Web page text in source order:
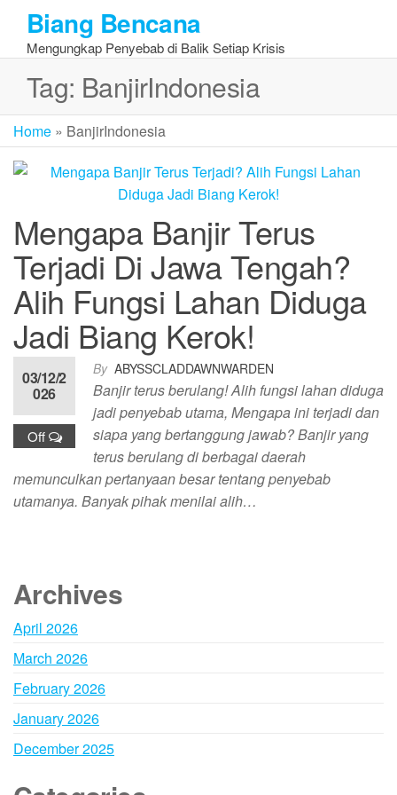
the
content
Biang Bencana
Mengungkap Penyebab di Balik Setiap Krisis
Tag: BanjirIndonesia
Home » BanjirIndonesia
Mengapa Banjir Terus
Terjadi Di Jawa Tengah?
Alih Fungsi Lahan Diduga
Jadi Biang Kerok!
By ABYSSCLADDAWNWARDEN
03/12/2
026
Off
Banjir terus berulang! Alih fungsi lahan diduga
jadi penyebab utama, Mengapa ini terjadi dan
siapa yang bertanggung jawab? Banjir yang
terus berulang di berbagai daerah
memunculkan pertanyaan besar tentang penyebab
utamanya. Banyak pihak menilai alih…
Archives
April 2026
March 2026
February 2026
January 2026
December 2025